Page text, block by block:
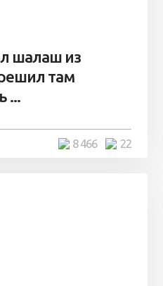
шалаш из
там
...
22
8 466